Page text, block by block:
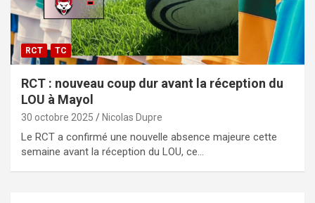
RCT TC
RCT : nouveau coup dur avant la réception du
LOU à Mayol
30 octobre 2025 Nicolas Dupre
Le RCT a confirmé une nouvelle absence majeure cette
semaine avant la réception du LOU, ce…